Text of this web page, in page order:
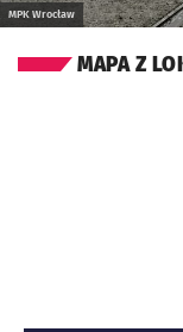
MPK Wrocław
MAPA Z